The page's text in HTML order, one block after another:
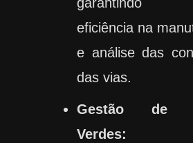
eficiência na
e análise das
das vias.
Gestão de
Verdes: